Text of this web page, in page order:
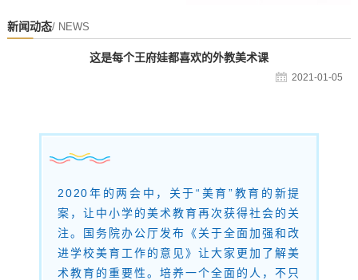
新闻动态/ NEWS
这是每个王府娃都喜欢的外教美术课
2021-01-05
2020年的两会中，关于“美育”教育的新提
案，让中小学的美术教育再次获得社会的关
注。国务院办公厅发布《关于全面加强和改
进学校美育工作的意见》让大家更加了解美
术教育的重要性。培养一个全面的人，不只